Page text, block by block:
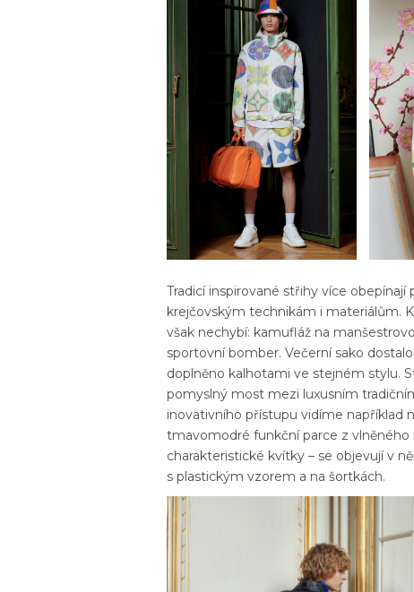
Tradicí inspirované střihy více
krejčovským technikám i materiálům.
však nechybí: kamufláž na
sportovní bomber. Večerní sako
doplněno kalhotami ve stejném stylu.
pomyslný most mezi luxusním
inovativního přístupu vidíme například
tmavomodré funkční parce z
charakteristické kvítky – se objevují v
s plastickým vzorem a na šortkách.